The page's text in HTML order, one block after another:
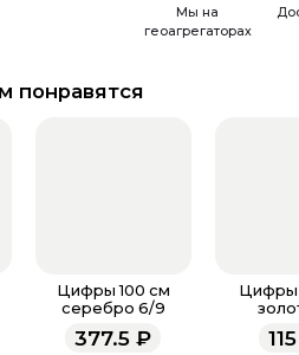
Мы на
геоагрегаторах
понравятся
Цифры 100 см
серебро 6/9
377.5 ₽
Цифры
115